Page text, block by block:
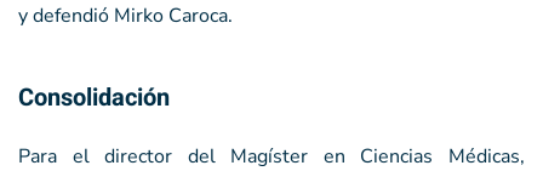
y defendió Mirko Caroca.
Consolidación
Para el director del Magíster en Ciencias Médicas,